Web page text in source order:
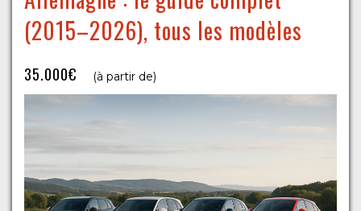
(2015–2026), tous les modèles
35.000€ (à partir de)